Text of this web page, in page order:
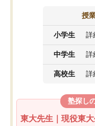
授
小学生 詳
中学生 詳
高校生 詳
塾探し
東大先生｜現役東